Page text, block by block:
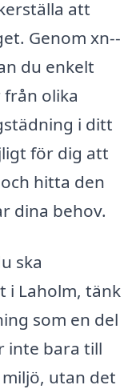
att
Genom xn--
du enkelt
olika
i ditt
för dig att
hitta den
dina behov.
ska
i Laholm, tänk
som en del
inte bara till
utan det